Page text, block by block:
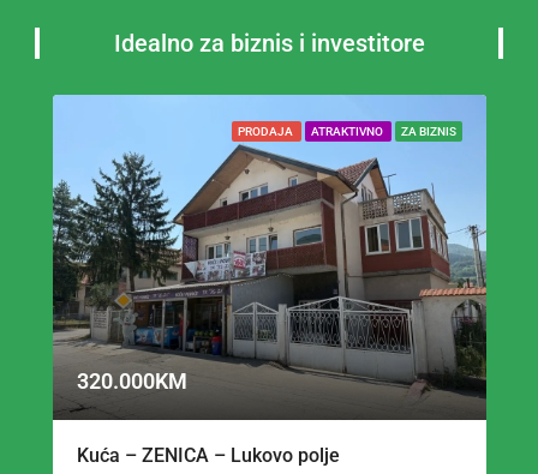
Idealno za biznis i investitore
PRODAJA ATRAKTIVNO ZA BIZNIS
320.000KM
Kuća – ZENICA – Lukovo polje